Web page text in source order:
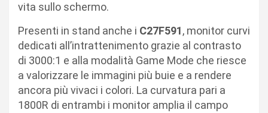
vita sullo schermo.
Presenti in stand anche i C27F591, monitor curvi
dedicati all’intrattenimento grazie al contrasto
di 3000:1 e alla modalità Game Mode che riesce
a valorizzare le immagini più buie e a rendere
ancora più vivaci i colori. La curvatura pari a
1800R di entrambi i monitor amplia il campo